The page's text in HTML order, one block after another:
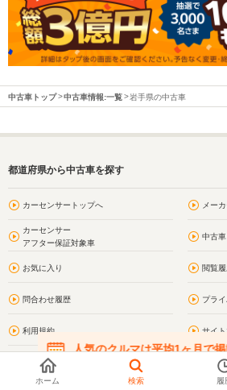
中古車トップ 中古車情報:一覧 岩手県の中古車
都道府県から中古車を探す
カーセンサートップへ メー
カーセンサー
アフター保証対象車
中古車
お気に入り 閲覧
問合わせ履歴 プラ
利用規約 サイ
お問い合わせ 岩手
人気のクルマは平均1ヶ月で
在庫が無くなる前にお問い合わせく
ホーム 検索 履